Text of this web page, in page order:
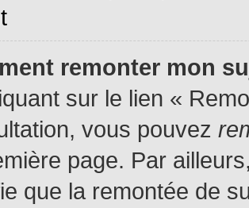
remonter mon
sur le lien «
vous pouvez
page. Par
que la remontée de